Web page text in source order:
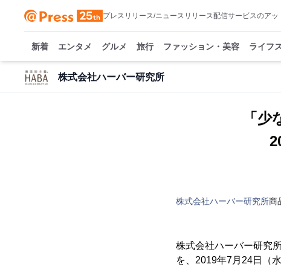
プレスリリース/ニュースリリース配信サービスのアッ
新着 エンタメ グルメ 旅行 ファッション・美容 ライフ
株式会社ハーバー研究所
「
株式会社ハーバー研究所商
株式会社ハーバー研究
を、2019年7月24日（